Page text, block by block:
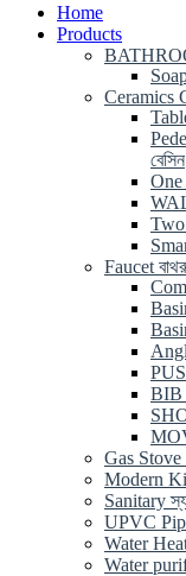
Home
Products
Ceramics
বেসিন
One
Faucet
BIB
Gas Stove
Modern
Sanitary
UPVC
Water
Water